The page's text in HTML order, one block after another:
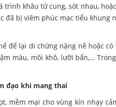
khâu tử cung, sót nhau,
đã bị viêm phúc mạc tiểu khung
để lại di chứng nặng nề hoặc
màu, môi khô, lưỡi bẩn,…
đạo khi mang thai
mềm mại cho vùng kín nhạy